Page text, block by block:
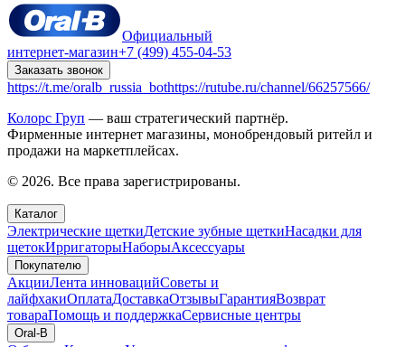
Официальный
интернет-магазин+7 (499) 455-04-53
Заказать звонок
https://t.me/oralb_russia_bothttps://rutube.ru/channel/66257566/
Колорс Груп — ваш стратегический партнёр.
Фирменные интернет магазины, монобрендовый ритейл и
продажи на маркетплейсах.
© 2026. Все права зарегистрированы.
Каталог
Электрические щеткиДетские зубные щеткиНасадки для
щетокИрригаторыНаборыАксессуары
Покупателю
АкцииЛента инновацийСоветы и
лайфхакиОплатаДоставкаОтзывыГарантияВозврат
товараПомощь и поддержкаСервисные центры
Oral-B